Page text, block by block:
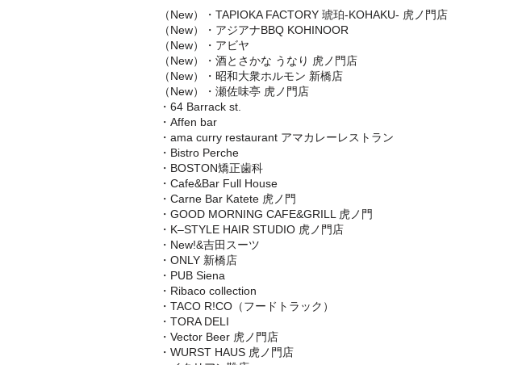
（New）・TAPIOKA FACTORY 琥珀-KOHAKU- 虎ノ門店
（New）・アジアナBBQ KOHINOOR
（New）・アビヤ
（New）・酒とさかな うなり 虎ノ門店
（New）・昭和大衆ホルモン 新橋店
（New）・瀬佐味亭 虎ノ門店
・64 Barrack st.
・Affen bar
・ama curry restaurant アマカレーレストラン
・Bistro Perche
・BOSTON矯正歯科
・Cafe&Bar Full House
・Carne Bar Katete 虎ノ門
・GOOD MORNING CAFE&GRILL 虎ノ門
・K–STYLE HAIR STUDIO 虎ノ門店
・New!&吉田スーツ
・ONLY 新橋店
・PUB Siena
・Ribaco collection
・TACO R!CO（フードトラック）
・TORA DELI
・Vector Beer 虎ノ門店
・WURST HAUS 虎ノ門店